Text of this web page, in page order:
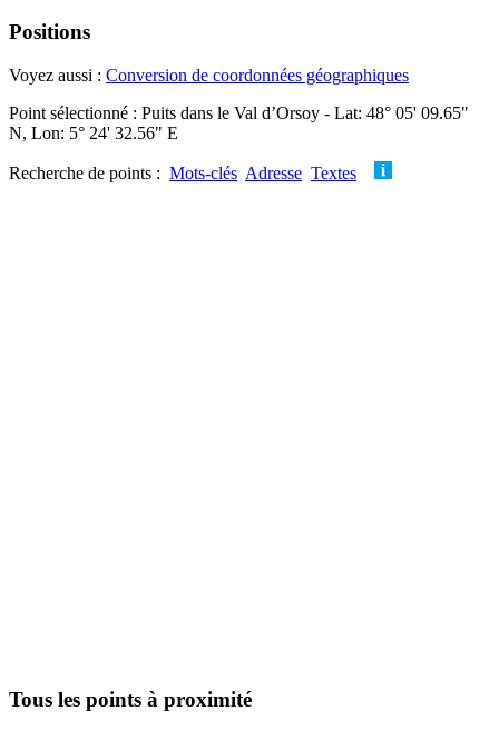
Positions
Voyez aussi : Conversion de coordonnées géographiques
Point sélectionné : Puits dans le Val d’Orsoy - Lat: 48° 05' 09.65"
N, Lon: 5° 24' 32.56" E
Recherche de points : Mots-clés Adresse Textes
Tous les points à proximité